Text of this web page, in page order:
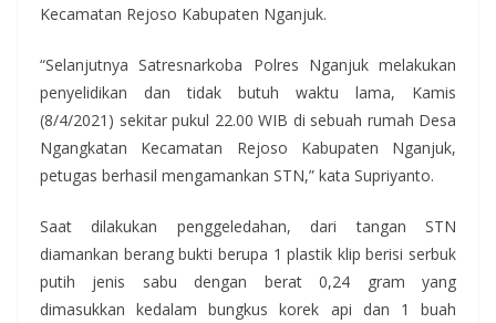
Kecamatan Rejoso Kabupaten Nganjuk.
“Selanjutnya Satresnarkoba Polres Nganjuk melakukan
penyelidikan dan tidak butuh waktu lama, Kamis
(8/4/2021) sekitar pukul 22.00 WIB di sebuah rumah Desa
Ngangkatan Kecamatan Rejoso Kabupaten Nganjuk,
petugas berhasil mengamankan STN,” kata Supriyanto.
Saat dilakukan penggeledahan, dari tangan STN
diamankan berang bukti berupa 1 plastik klip berisi serbuk
putih jenis sabu dengan berat 0,24 gram yang
dimasukkan kedalam bungkus korek api dan 1 buah